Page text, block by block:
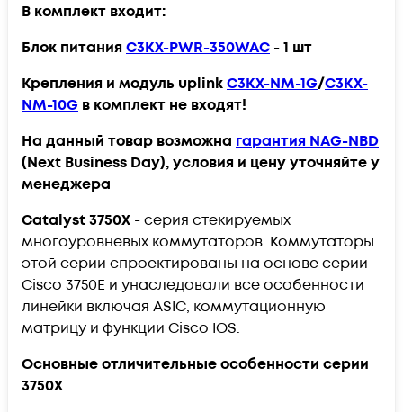
В комплект входит:
Блок питанияC3KX-PWR-350WAC - 1 шт
Крепления и модуль uplinkC3KX-NM-1G/C3KX-
NM-10G в комплект не входят!
На данный товар возможна гарантия NAG-NBD
(Next Business Day), условия и цену уточняйте у
менеджера
Catalyst 3750X - серия стекируемых
многоуровневых коммутаторов. Коммутаторы
этой серии спроектированы на основе серии
Cisco 3750E и унаследовали все особенности
линейки включая ASIC, коммутационную
матрицу и функции Cisco IOS.
Основные отличительные особенности серии
3750X